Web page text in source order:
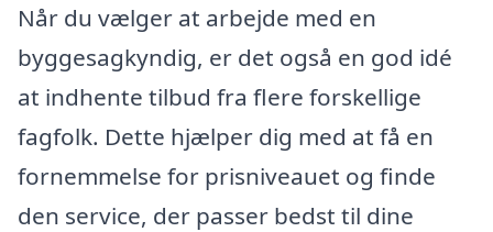
Når du vælger at arbejde med en
byggesagkyndig, er det også en god idé
at indhente tilbud fra flere forskellige
fagfolk. Dette hjælper dig med at få en
fornemmelse for prisniveauet og finde
den service, der passer bedst til dine